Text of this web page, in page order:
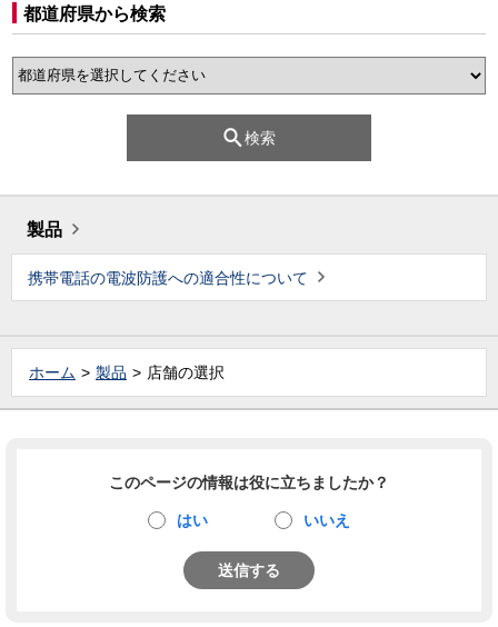
都道府県から検索
検索
製品
携帯電話の電波防護への適合性について
ホーム 製品 店舗の選択
このページの情報は役に立ちましたか？
はい いいえ
送信する